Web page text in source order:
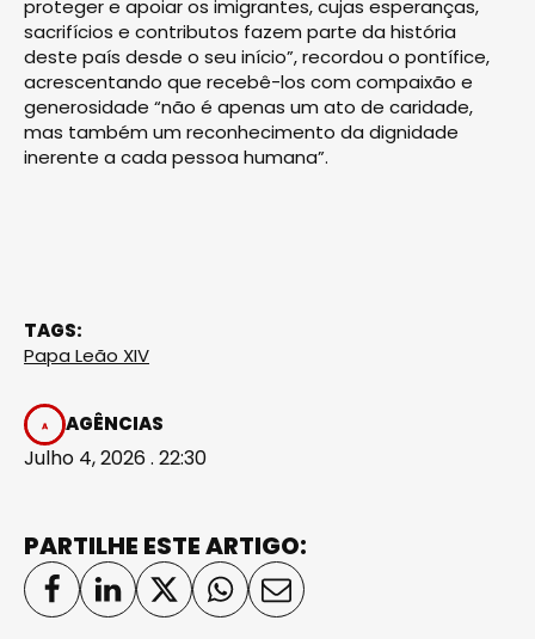
proteger e apoiar os imigrantes, cujas esperanças,
sacrifícios e contributos fazem parte da história
deste país desde o seu início”, recordou o pontífice,
acrescentando que recebê-los com compaixão e
generosidade “não é apenas um ato de caridade,
mas também um reconhecimento da dignidade
inerente a cada pessoa humana”.
TAGS:
Papa Leão XIV
AGÊNCIAS
Julho 4, 2026 . 22:30
PARTILHE ESTE ARTIGO: